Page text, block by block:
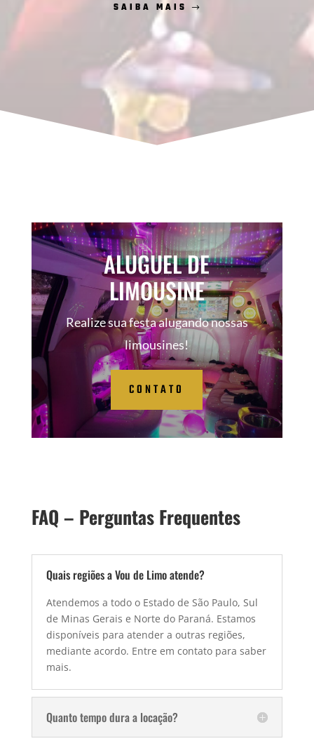
SAIBA MAIS
ALUGUEL DE
LIMOUSINE
Realize sua festa alugando nossas
limousines!
CONTATO
FAQ – Perguntas Frequentes
Quais regiões a Vou de Limo atende?
Atendemos a todo o Estado de São Paulo, Sul
de Minas Gerais e Norte do Paraná. Estamos
disponíveis para atender a outras regiões,
mediante acordo. Entre em contato para saber
mais.
Quanto tempo dura a locação?